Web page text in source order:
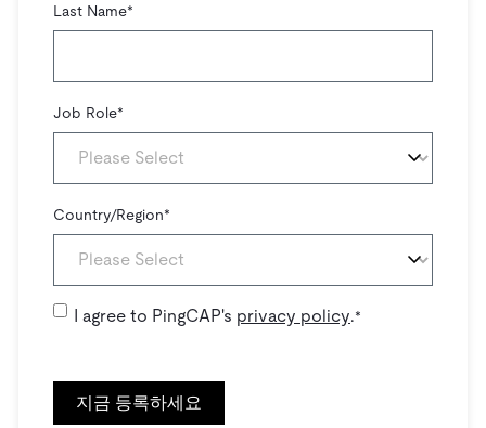
핑캡 대학교
인증
Last Name*
Job Role*
Country/Region*
I agree to PingCAP's privacy policy.*